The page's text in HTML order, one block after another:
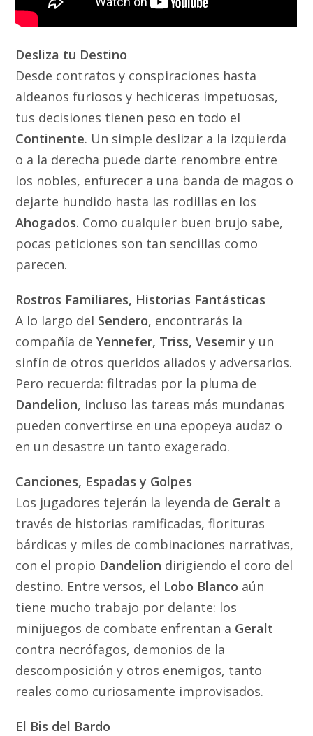
Desliza tu Destino
Desde contratos y conspiraciones hasta
aldeanos furiosos y hechiceras impetuosas,
tus decisiones tienen peso en todo el
Continente. Un simple deslizar a la izquierda
o a la derecha puede darte renombre entre
los nobles, enfurecer a una banda de magos o
dejarte hundido hasta las rodillas en los
Ahogados. Como cualquier buen brujo sabe,
pocas peticiones son tan sencillas como
parecen.
Rostros Familiares, Historias Fantásticas
A lo largo del Sendero, encontrarás la
compañía de Yennefer, Triss, Vesemiry un
sinfín de otros queridos aliados y adversarios.
Pero recuerda: filtradas por la pluma de
Dandelion, incluso las tareas más mundanas
pueden convertirse en una epopeya audaz o
en un desastre un tanto exagerado.
Canciones, Espadas y Golpes
Los jugadores tejerán la leyenda de Geralt a
través de historias ramificadas, florituras
bárdicas y miles de combinaciones narrativas,
con el propio Dandelion dirigiendo el coro del
destino. Entre versos, el Lobo Blanco aún
tiene mucho trabajo por delante: los
minijuegos de combate enfrentan a Geralt
contra necrófagos, demonios de la
descomposición y otros enemigos, tanto
reales como curiosamente improvisados.
El Bis del Bardo